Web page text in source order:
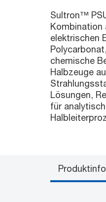
Sultron™
Kombination
elektrischen
chemische
Halbzeuge
Lösungen,
für